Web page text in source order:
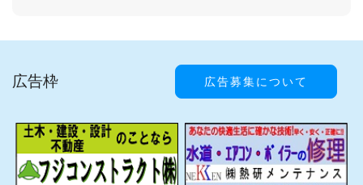
広告枠 広告募集について